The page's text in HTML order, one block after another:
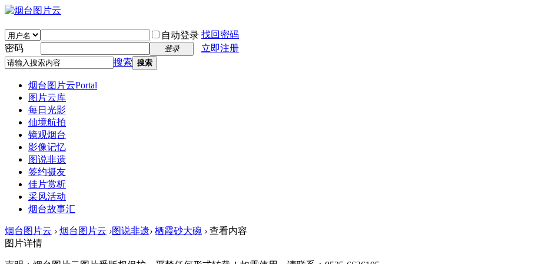
自动登录 找回密码
密码
登录
立即注册
搜索 搜索
烟台图片云Portal
图片云库
每日光影
仙境航拍
镜观烟台
影像记忆
图说非遗
签约摄友
佳片赏析
采风活动
烟台故事汇
烟台图片云 › 烟台图片云 ›图说非遗› 栖霞砂大碗 › 查看内容
图片详情